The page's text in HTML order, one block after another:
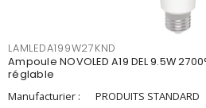
LAMLEDA199W27KND
Ampoule NOVOLED A19 DEL 9.5W
réglable
Manufacturier :
PRODUITS STANDARD